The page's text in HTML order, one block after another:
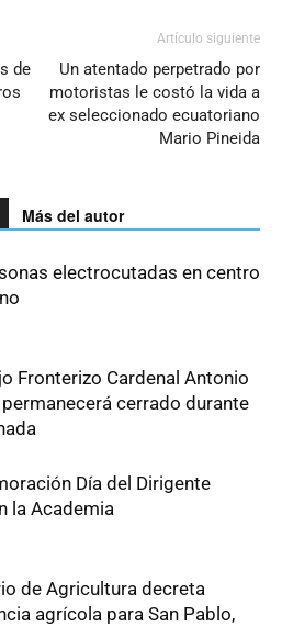
de
Artículo siguiente
Un atentado perpetrado por
motoristas le costó la vida a
ex seleccionado ecuatoriano
Mario Pineida
Más del autor
electrocutadas en centro
Fronterizo Cardenal Antonio
cerrado durante
Día del Dirigente
la Academia
de Agricultura decreta
agrícola para San Pablo,